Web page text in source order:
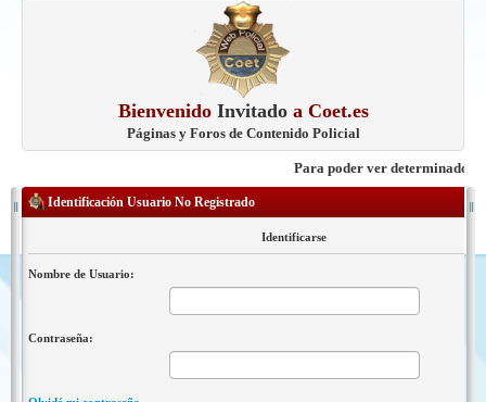
BienvenidoInvitado a Coet.es
Páginas y Foros de Contenido Policial
Para poder ver determinados
Identificación Usuario No Registrado
Identificarse
Nombre de Usuario:
Contraseña: